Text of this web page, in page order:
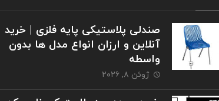
صندلی پلاستیکی پایه فلزی | خرید
آنلاین و ارزان انواع مدل ها بدون
واسطه
ژوئن ۸, ۲۰۲۶